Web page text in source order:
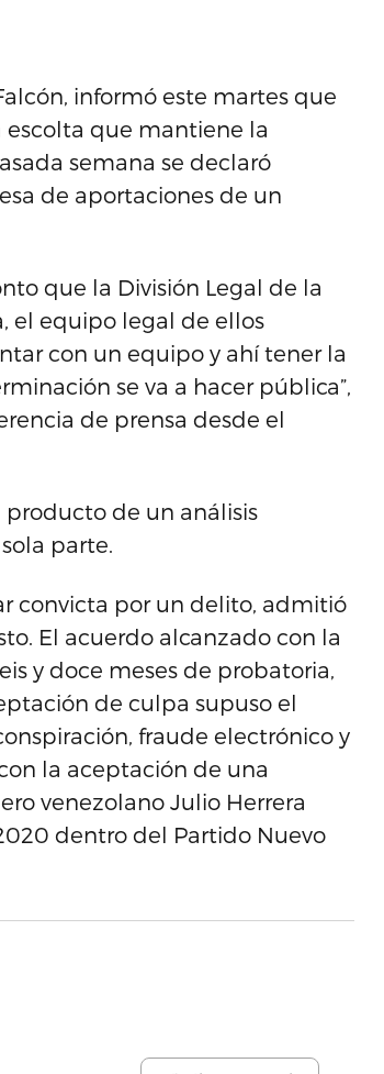
informó este martes que
escolta que mantiene la
semana se declaró
de aportaciones de un
que la División Legal de la
el equipo legal de ellos
con un equipo y ahí tener la
se va a hacer pública”,
de prensa desde el
de un análisis
parte.
convicta por un delito, admitió
El acuerdo alcanzado con la
y doce meses de probatoria,
de culpa supuso el
fraude electrónico y
la aceptación de una
venezolano Julio Herrera
dentro del Partido Nuevo